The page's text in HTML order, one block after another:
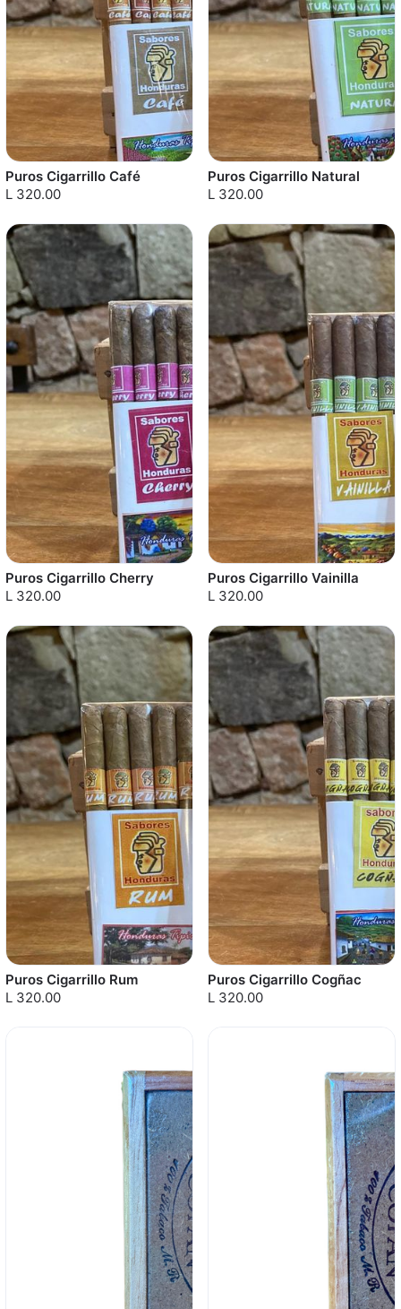
Puros Cigarrillo Café
L 320.00
Puros Cigarrillo Natural
L 320.00
Puros Cigarrillo Cherry
L 320.00
Puros Cigarrillo Vainilla
L 320.00
Puros Cigarrillo Rum
L 320.00
Puros Cigarrillo Cogñac
L 320.00